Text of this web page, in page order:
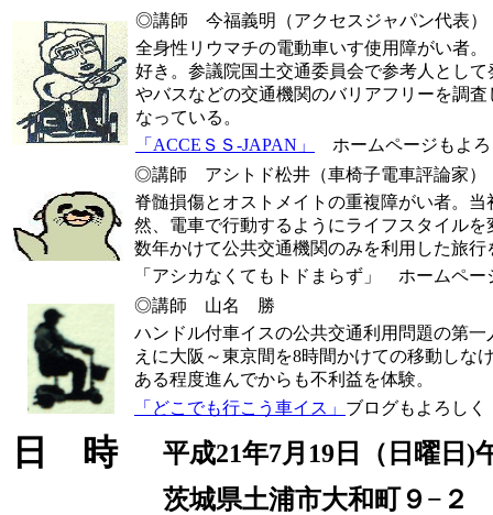
◎講師 今福義明（アクセスジャパン代表）
全身性リウマチの電動車いす使用障がい者
好き。参議院国土交通委員会で参考人とし
やバスなどの交通機関のバリアフリーを調
なっている。
「ACCEＳＳ-JAPAN」
ホームページもよろ
◎講師 アシトド松井（車椅子電車評論家）
脊髄損傷とオストメイトの重複障がい者。
然、電車で行動するようにライフスタイル
数年かけて公共交通機関のみを利用した旅
「アシカなくてもトドまらず」 ホームペー
◎講師 山名 勝
ハンドル付車イスの公共交通利用問題の第
えに大阪～東京間を8時間かけての移動しな
ある程度進んでからも不利益を体験。
「どこでも行こう車イス」 ブログもよろしく
日 時 平成21年7月19日（日曜日
茨城県土浦市大和町９−２